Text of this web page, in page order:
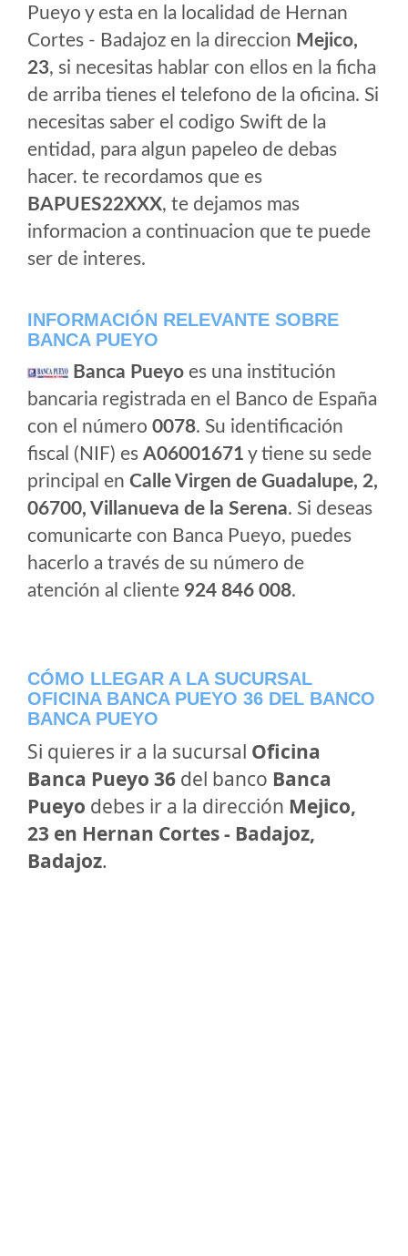
Pueyo y esta en la localidad de Hernan
Cortes - Badajoz en la direccion Mejico,
23, si necesitas hablar con ellos en la ficha
de arriba tienes el telefono de la oficina. Si
necesitas saber el codigo Swift de la
entidad, para algun papeleo de debas
hacer. te recordamos que es
BAPUES22XXX, te dejamos mas
informacion a continuacion que te puede
ser de interes.
INFORMACIÓN RELEVANTE SOBRE
BANCA PUEYO
Banca Pueyo es una institución
bancaria registrada en el Banco de España
con el número 0078. Su identificación
fiscal (NIF) es A06001671 y tiene su sede
principal en Calle Virgen de Guadalupe, 2,
06700, Villanueva de la Serena. Si deseas
comunicarte con Banca Pueyo, puedes
hacerlo a través de su número de
atención al cliente 924 846 008.
CÓMO LLEGAR A LA SUCURSAL
OFICINA BANCA PUEYO 36 DEL BANCO
BANCA PUEYO
Si quieres ir a la sucursal Oficina
Banca Pueyo 36 del banco Banca
Pueyo debes ir a la dirección Mejico,
23 en Hernan Cortes - Badajoz,
Badajoz.